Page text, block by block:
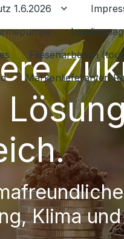
umschalten
1.6.2026 Untermenü
Fliesenarbeiten
Markenlieferanten
Klima und